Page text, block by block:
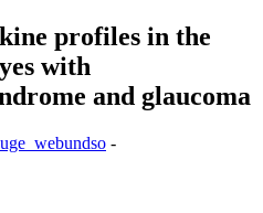
profiles in the
with
and glaucoma
-